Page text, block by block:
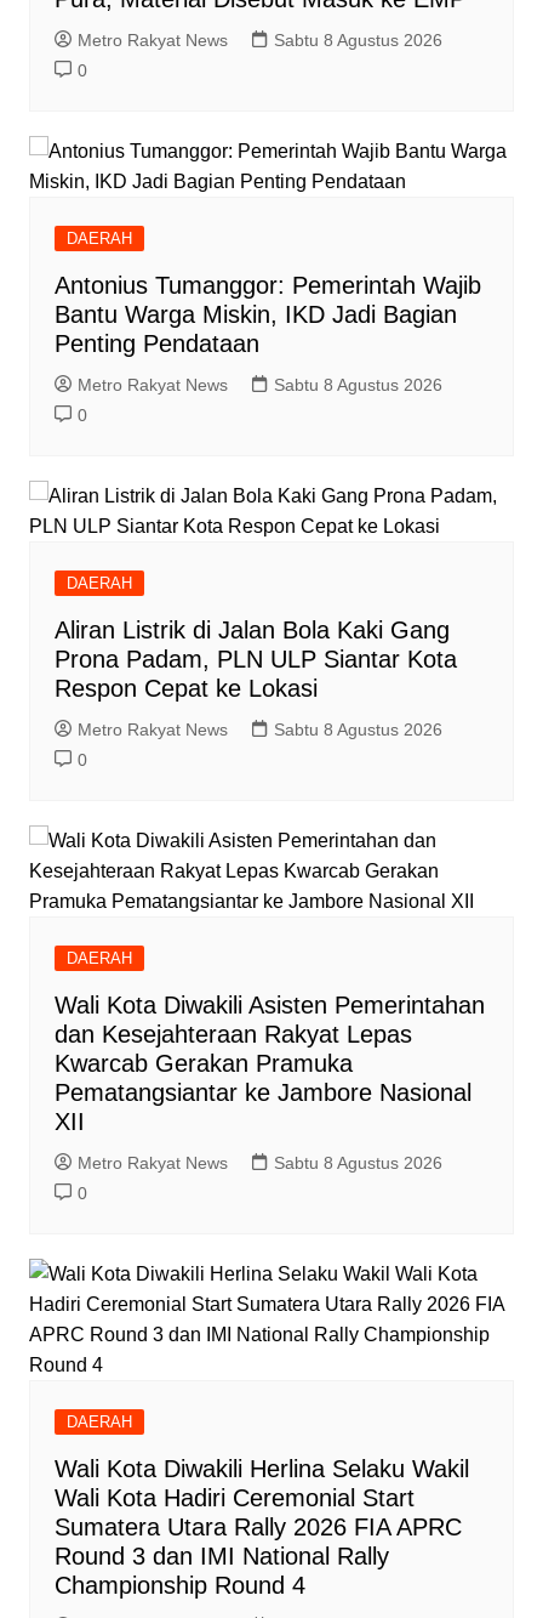
Metro Rakyat News
Sabtu 8 Agustus 2026
0
DAERAH
Antonius Tumanggor: Pemerintah Wajib
Bantu Warga Miskin, IKD Jadi Bagian
Penting Pendataan
Metro Rakyat News
Sabtu 8 Agustus 2026
0
DAERAH
Aliran Listrik di Jalan Bola Kaki Gang
Prona Padam, PLN ULP Siantar Kota
Respon Cepat ke Lokasi
Metro Rakyat News
Sabtu 8 Agustus 2026
0
DAERAH
Wali Kota Diwakili Asisten Pemerintahan
dan Kesejahteraan Rakyat Lepas
Kwarcab Gerakan Pramuka
Pematangsiantar ke Jambore Nasional
XII
Metro Rakyat News
Sabtu 8 Agustus 2026
0
DAERAH
Wali Kota Diwakili Herlina Selaku Wakil
Wali Kota Hadiri Ceremonial Start
Sumatera Utara Rally 2026 FIA APRC
Round 3 dan IMI National Rally
Championship Round 4